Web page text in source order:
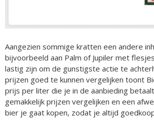
Aangezien sommige kratten een andere
bijvoorbeeld aan Palm of Jupiler met
lastig zijn om de gunstigste actie te
prijzen goed te kunnen vergelijken toont
prijs per liter die je in de aanbieding
gemakkelijk prijzen vergelijken en een
bier je gaat kopen, zodat je altijd